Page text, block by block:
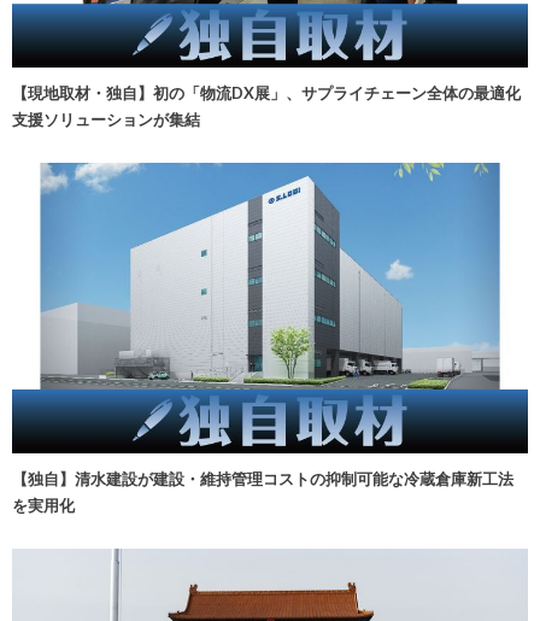
【現地取材・独自】初の「物流DX展」、サプライチェーン全体の最適化
支援ソリューションが集結
【独自】清水建設が建設・維持管理コストの抑制可能な冷蔵倉庫新工法
を実用化